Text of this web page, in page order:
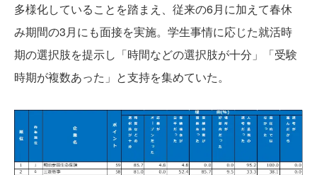
多様化していることを踏まえ、従来の6月に加えて春休
み期間の3月にも面接を実施。学生事情に応じた就活時
期の選択肢を提示し「時間などの選択肢が十分」「受験
時期が複数あった」と支持を集めていた。